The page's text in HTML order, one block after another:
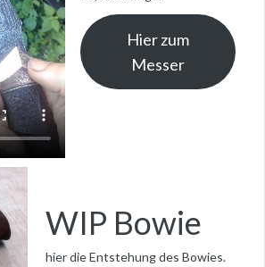
Hier zum
Messer
WIP Bowie
hier die Entstehung des Bowies.